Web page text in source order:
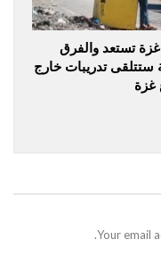
تستعد والفرق
ستتلقى تدريبات خارج
غزة
Your email